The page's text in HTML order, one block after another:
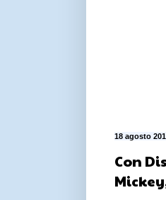
18 agosto
Con